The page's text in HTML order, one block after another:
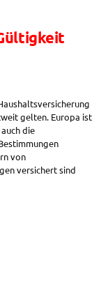
gelten. Europa ist
die
von
versichert sind